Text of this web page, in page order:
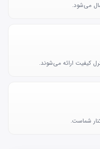
می‌شود.
کیفیت ارائه می‌شوند.
شماست.